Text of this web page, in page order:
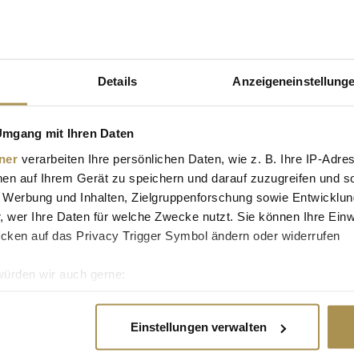
Details
mit Ihren Daten
verarbeiten Ihre persönlichen Daten, wie z. B. Ihre IP-
auf Ihrem Gerät zu speichern und darauf zuzugreifen und
und Inhalten, Zielgruppenforschung sowie
wer Ihre Daten für welche Zwecke nutzt. Sie können Ihre
auf das Privacy Trigger Symbol ändern oder widerrufen
wir auch gerne:
wie Ihre persönlichen Daten verarbeitet werden, und legen
Einstellungen verwalten
Advertisement